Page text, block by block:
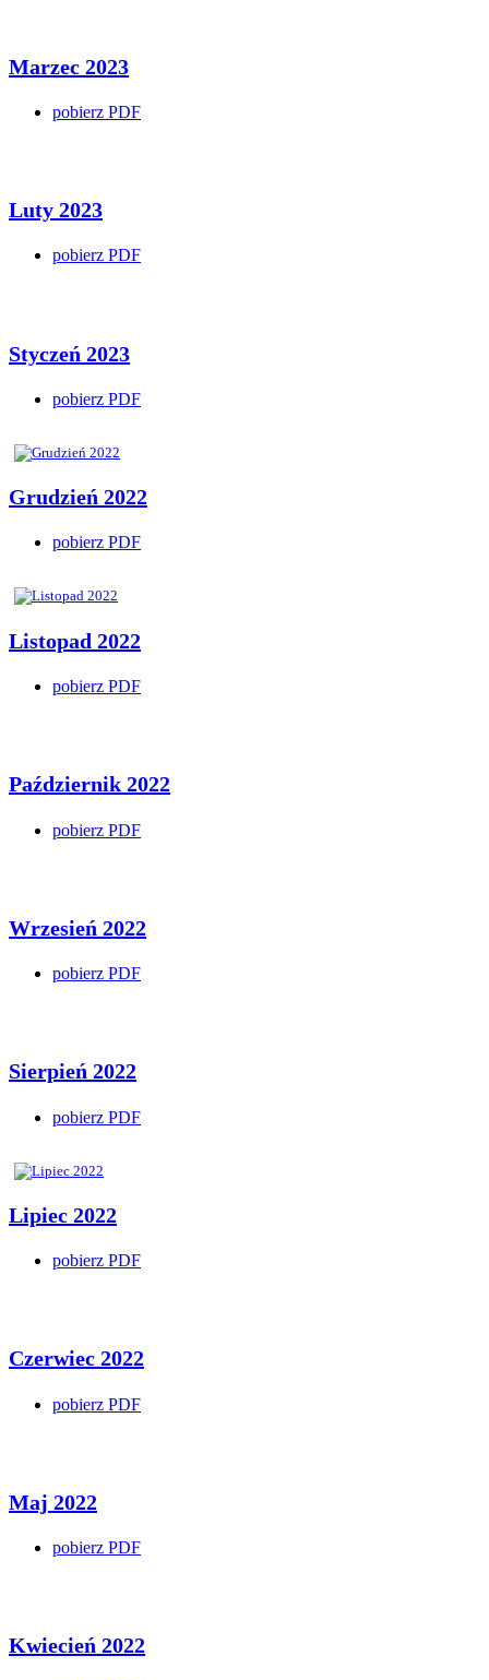
Marzec 2023
pobierz PDF
Luty 2023
pobierz PDF
Styczeń 2023
pobierz PDF
Grudzień 2022
pobierz PDF
Listopad 2022
pobierz PDF
Październik 2022
pobierz PDF
Wrzesień 2022
pobierz PDF
Sierpień 2022
pobierz PDF
Lipiec 2022
pobierz PDF
Czerwiec 2022
pobierz PDF
Maj 2022
pobierz PDF
Kwiecień 2022